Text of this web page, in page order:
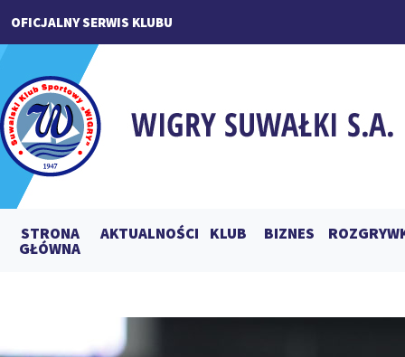
OFICJALNY SERWIS KLUBU
STRONA
GŁÓWNA
AKTUALNOŚCI KLUB BIZNES